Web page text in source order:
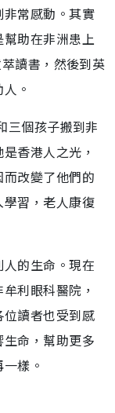
常感動。其實
助在非洲患上
讀書，然後到英
。
三個孩子搬到非
香港人之光，
改變了他們的
習，老人康復
的生命。現在
利眼科醫院，
讀者也受到感
命，幫助更多
樣。